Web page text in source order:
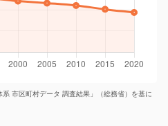
市区町村データ 調査結果」（総務省）を基に